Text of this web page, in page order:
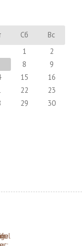
Сб
Вс
1
2
8
9
15
16
22
23
29
30